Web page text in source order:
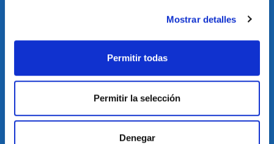
Mostrar detalles
Permitir todas
Permitir la selección
Denegar